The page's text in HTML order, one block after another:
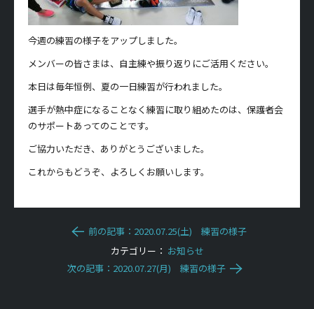
今週の練習の様子をアップしました。
メンバーの皆さまは、自主練や振り返りにご活用ください。
本日は毎年恒例、夏の一日練習が行われました。
選手が熱中症になることなく練習に取り組めたのは、保護者会
のサポートあってのことです。
ご協力いただき、ありがとうございました。
これからもどうぞ、よろしくお願いします。
前の記事：2020.07.25(土) 練習の様子
カテゴリー： お知らせ
次の記事：2020.07.27(月) 練習の様子